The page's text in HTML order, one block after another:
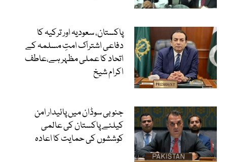
پاکستان، سعودیہ اور ترکیہ کا
دفاعی اشتراک امتِ مسلمہ کے
اتحاد کا عملی مظہر ہے،عاطف
اکرام شیخ
جنوبی سوڈان میں پائیدار امن
کیلئے پاکستان کی عالمی
کوششوں کی حمایت کا اعادہ